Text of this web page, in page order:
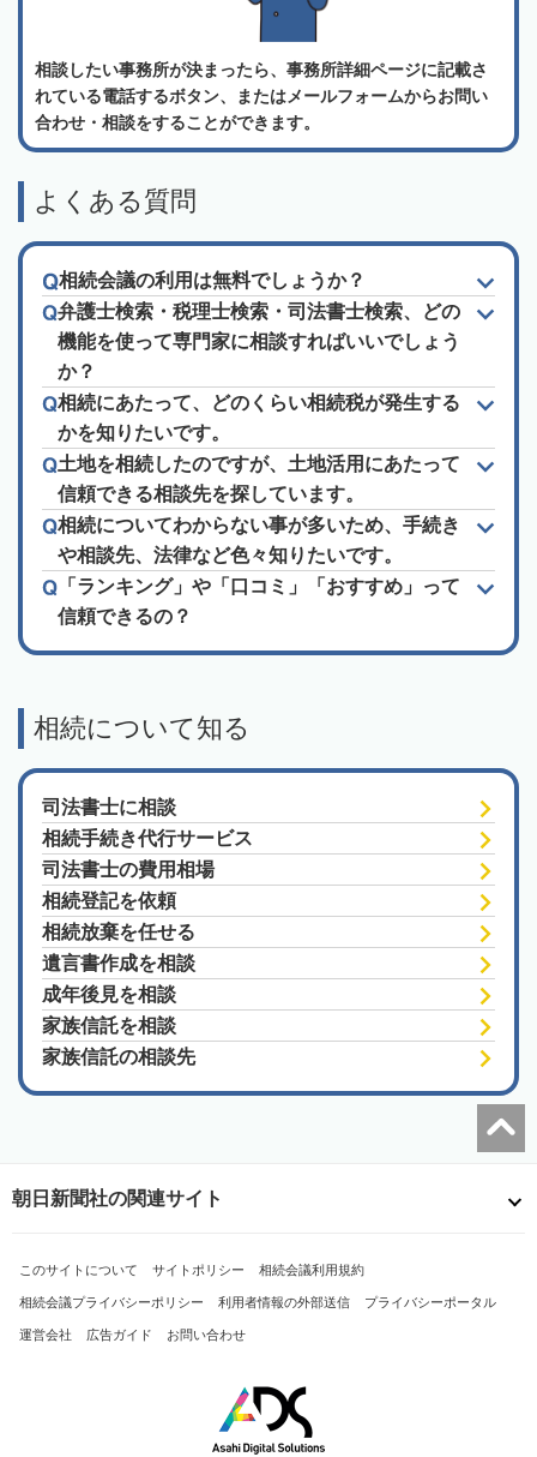
相談したい事務所が決まったら、事務所詳細ページに記載さ
れている電話するボタン、またはメールフォームからお問い
合わせ・相談をすることができます。
よくある質問
相続会議の利用は無料でしょうか？
弁護士検索・税理士検索・司法書士検索、どの
機能を使って専門家に相談すればいいでしょう
か？
相続にあたって、どのくらい相続税が発生する
かを知りたいです。
土地を相続したのですが、土地活用にあたって
信頼できる相談先を探しています。
相続についてわからない事が多いため、手続き
や相談先、法律など色々知りたいです。
「ランキング」や「口コミ」「おすすめ」って
信頼できるの？
相続について知る
司法書士に相談
相続手続き代行サービス
司法書士の費用相場
相続登記を依頼
相続放棄を任せる
遺言書作成を相談
成年後見を相談
家族信託を相談
家族信託の相談先
朝日新聞社の関連サイト
このサイトについて サイトポリシー 相続会議利用規約
相続会議プライバシーポリシー 利用者情報の外部送信 プライバシーポータル
運営会社 広告ガイド お問い合わせ